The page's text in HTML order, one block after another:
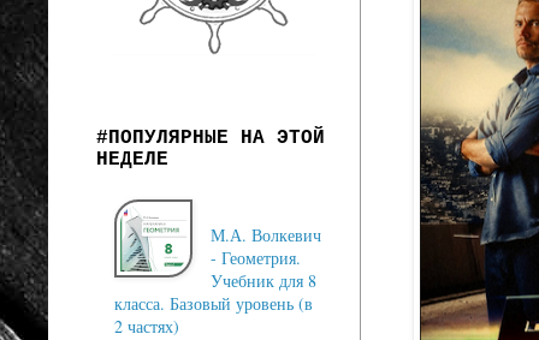
#ПОПУЛЯРНЫЕ НА ЭТОЙ
НЕДЕЛЕ
М.А. Волкевич
- Геометрия.
Учебник для 8
класса. Базовый уровень (в
2 частях)